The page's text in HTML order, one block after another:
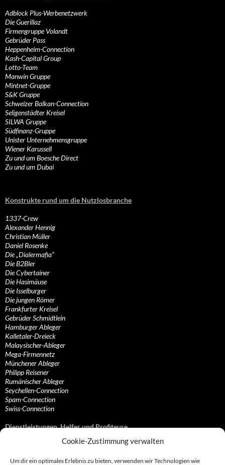
Cookie-Zustimmung verwalten
Um dir ein optimales Erlebnis zu bieten, verwenden wir Technologien wie
Adblock Plus-Werbenetzwerk
Die Guerillaz
Firmengruppe Volandt
Gebrüder Pass
Heppenheim-Connection
Kash-Capital Group
Lotto-Team
Manwin Gruppe
Mintnet-Gruppe
S&K Gruppe
Schweizer Balkan-Connection
Seligenstädter Kreisel
SILWA Gruppe
Südfinanz-Gruppe
Unister Unternehmensgruppe
Wiener Karussell
Zu und um Boesche Direct
Zu und um Dubai
Konstrukte rund um die Nutzlosbranche
1337-Crew
Alexander Hennig
Christian Müller
Daniel Rosenke
Die „Dialermafia“
Die B2Bler
Die Cybertainer
Die Hasimäuse
Die Isselburger
Die jungen Römer
Frankfurter Kreisel
Gebrüder Schmidtlein
Hamburger Ableger
Kalletaler-Dreieck
Malaysischer-Ableger
Mega-Firmennetz
Münchener Ableger
Philipp Reisener
Rumänischer Ableger
Seychellen-Connection
Spam-Connection
Swiss-Connection
Dienstleistungen, Helfer und Profiteure
Anonymisierungsdienste, VPN- und Web-Proxy…
Bezahlsysteme, Finanzdienstleister und…